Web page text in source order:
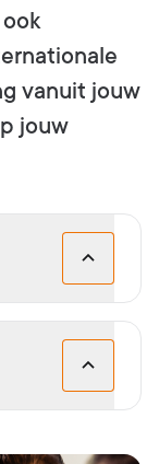
vanuit jouw
jouw